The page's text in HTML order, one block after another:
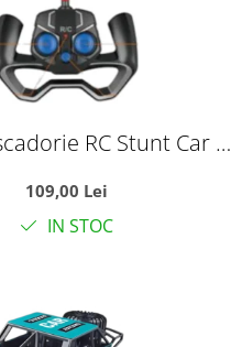
RC Stunt Car cu
rosu
109,00 Lei
IN STOC